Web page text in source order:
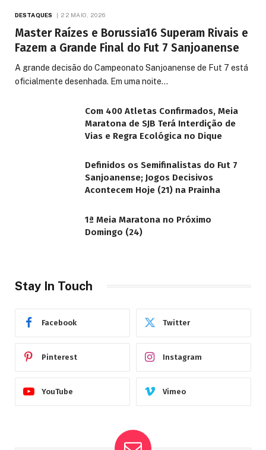
DESTAQUES 22 MAIO, 2026
Master Raízes e Borussia16 Superam Rivais e
Fazem a Grande Final do Fut 7 Sanjoanense
A grande decisão do Campeonato Sanjoanense de Fut 7 está
oficialmente desenhada. Em uma noite…
Com 400 Atletas Confirmados, Meia
Maratona de SJB Terá Interdição de
Vias e Regra Ecológica no Dique
Definidos os Semifinalistas do Fut 7
Sanjoanense; Jogos Decisivos
Acontecem Hoje (21) na Prainha
1ª Meia Maratona no Próximo
Domingo (24)
Stay In Touch
Facebook Twitter
Pinterest Instagram
YouTube Vimeo